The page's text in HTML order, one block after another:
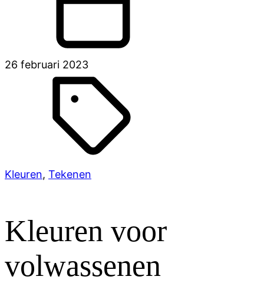
26 februari 2023
Kleuren, Tekenen
Kleuren voor
volwassenen